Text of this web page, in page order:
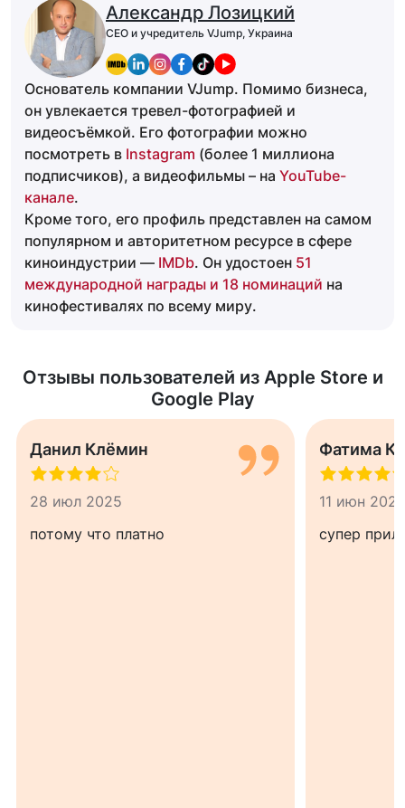
Александр Лозицкий
CEO и учредитель VJump, Украина
Основатель компании VJump. Помимо бизнеса,
он увлекается тревел-фотографией и
видеосъёмкой. Его фотографии можно
посмотреть в Instagram (более 1 миллиона
подписчиков), а видеофильмы – на YouTube-
канале.
Кроме того, его профиль представлен на самом
популярном и авторитетном ресурсе в сфере
киноиндустрии — IMDb. Он удостоен 51
международной награды и 18 номинаций на
кинофестивалях по всему миру.
Отзывы пользователей из Apple Store и
Google Play
Данил Клёмин
28 июл 2025
потому что платно
Фатима
11 июн 2025
супер